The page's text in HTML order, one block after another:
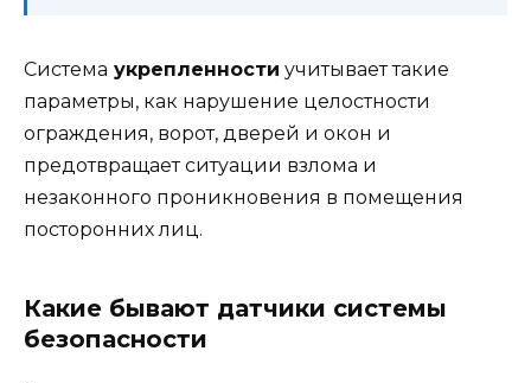
Система укрепленности учитывает такие
параметры, как нарушение целостности
ограждения, ворот, дверей и окон и
предотвращает ситуации взлома и
незаконного проникновения в помещения
посторонних лиц.
Какие бывают датчики системы
безопасности